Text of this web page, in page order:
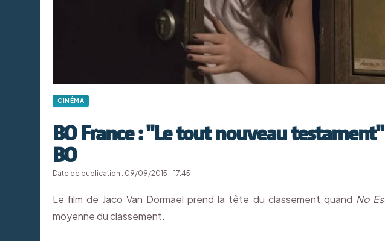
CINÉMA
BO France : "Le tout nouveau
BO
Date de publication : 09/09/2015 - 17:45
Le film de Jaco Van Dormael prend la tête du classement quand No
moyenne du classement.